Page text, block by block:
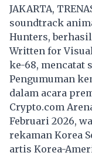
JAKARTA,
soundtrack
Hunters,
Written for
ke-68, mencatat
Pengumuman
dalam acara
Crypto.com
Februari 2026,
rekaman Korea
artis Korea-